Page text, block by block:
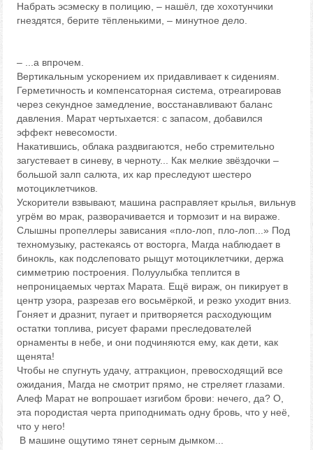
Набрать эсэмеску в полицию, – нашёл, где хохотунчики
гнездятся, берите тёпленькими, – минутное дело.
– ...а впрочем.
Вертикальным ускорением их придавливает к сидениям.
Герметичность и компенсаторная система, отреагировав
через секундное замедление, восстанавливают баланс
давления. Марат чертыхается: с запасом, добавился
эффект невесомости.
Накатившись, облака раздвигаются, небо стремительно
загустевает в синеву, в черноту... Как мелкие звёздочки –
большой залп салюта, их кар преследуют шестеро
мотоциклетчиков.
Ускорители взвывают, машина расправляет крылья, вильнув
угрём во мрак, разворачивается и тормозит и на вираже.
Слышны пропеллеры зависания «пло-лоп, пло-лоп...» Под
техномузыку, растекаясь от восторга, Магда наблюдает в
бинокль, как подслеповато рыщут мотоциклетчики, держа
симметрию построения. Полуулыбка теплится в
непроницаемых чертах Марата. Ещё вираж, он пикирует в
центр узора, разрезав его восьмёркой, и резко уходит вниз.
Гоняет и дразнит, пугает и притворяется расходующим
остатки топлива, рисует фарами преследователей
орнаменты в небе, и они подчиняются ему, как дети, как
щенята!
Чтобы не спугнуть удачу, аттракцион, превосходящий все
ожидания, Магда не смотрит прямо, не стреляет глазами.
Алеф Марат не вопрошает изгибом брови: нечего, да? О,
эта породистая черта приподнимать одну бровь, что у неё,
что у него!
В машине ощутимо тянет серным дымком...